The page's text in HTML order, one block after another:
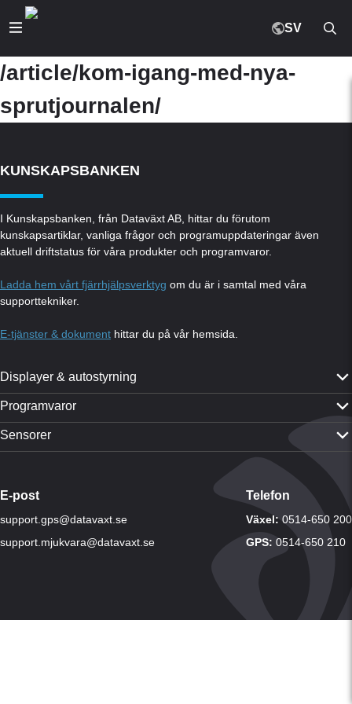
SV
/article/kom-igang-med-nya-
sprutjournalen/
KUNSKAPSBANKEN
I Kunskapsbanken, från Dataväxt AB, hittar du förutom
kunskapsartiklar, vanliga frågor och programuppdateringar även
aktuell driftstatus för våra produkter och programvaror.
Ladda hem vårt fjärrhjälpsverktyg om du är i samtal med våra
supporttekniker.
E-tjänster & dokument hittar du på vår hemsida.
Displayer & autostyrning
PTx Trimble GFX-350
PTx Trimble GFX-1060
Visa alla produkter
Programvaror
CropPLAN
Dataväxt-appen
CropSAT
LogMASTER
DVTime
Sensorer
E-post
support.gps@datavaxt.se
support.mjukvara@datavaxt.se
Telefon
Växel:0514-650 200
GPS: 0514-650 210